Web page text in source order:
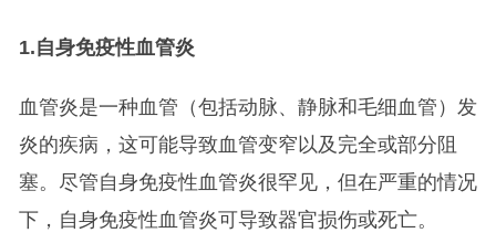
1.自身免疫性血管炎
血管炎是一种血管（包括动脉、静脉和毛细血管）发
炎的疾病，这可能导致血管变窄以及完全或部分阻
塞。尽管自身免疫性血管炎很罕见，但在严重的情况
下，自身免疫性血管炎可导致器官损伤或死亡。